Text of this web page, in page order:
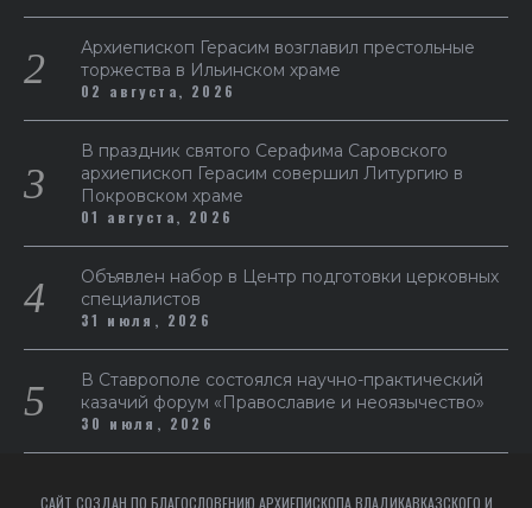
Архиепископ Герасим возглавил престольные
торжества в Ильинском храме
02 августа, 2026
В праздник святого Серафима Саровского
архиепископ Герасим совершил Литургию в
Покровском храме
01 августа, 2026
Объявлен набор в Центр подготовки церковных
специалистов
31 июля, 2026
В Ставрополе состоялся научно-практический
казачий форум «Православие и неоязычество»
30 июля, 2026
САЙТ СОЗДАН ПО БЛАГОСЛОВЕНИЮ АРХИЕПИСКОПА ВЛАДИКАВКАЗСКОГО И